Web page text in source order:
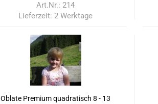
Art.Nr.: 214
Lieferzeit:2 Werktage
Oblate Premium quadratisch 8 - 13